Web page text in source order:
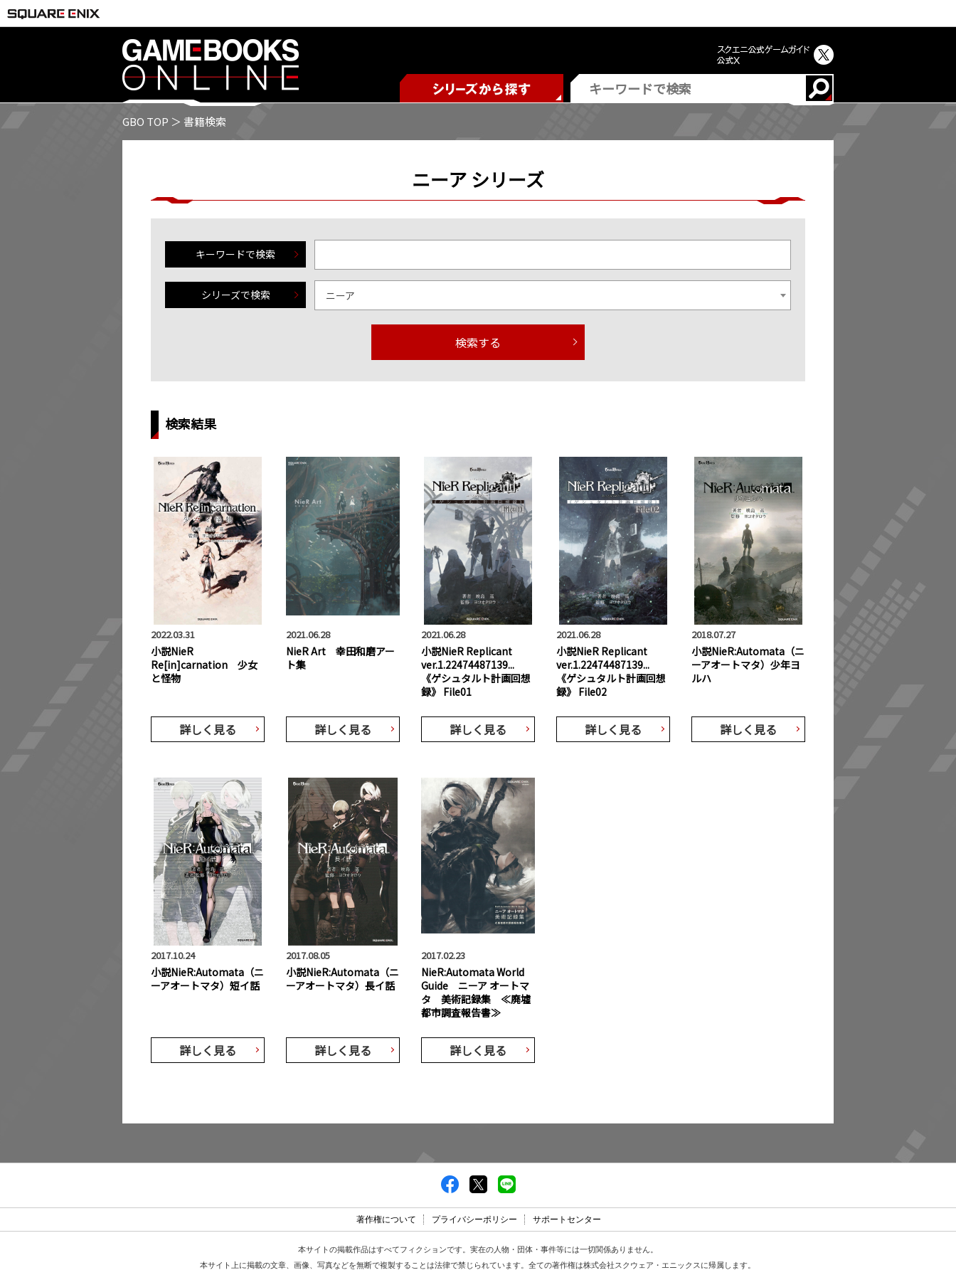
GBO TOP ＞ 書籍検索
ニーア シリーズ
キーワードで検索
シリーズで検索 ニーア
検索する
検索結果
2022.03.31
小説NieR
Re[in]carnation 少女
と怪物
詳しく見る
2021.06.28
NieR Art 幸田和磨アー
ト集
詳しく見る
2021.06.28
小説NieR Replicant
ver.1.22474487139...
《ゲシュタルト計画回想
録》 File01
詳しく見る
2021.06.28
小説NieR Replicant
ver.1.22474487139...
《ゲシュタルト計画回想
録》 File02
詳しく見る
2018.07.27
小説NieR:Automata（ニ
ーアオートマタ）少年ヨ
ルハ
詳しく見る
2017.10.24
小説NieR:Automata（ニ
ーアオートマタ）短イ話
詳しく見る
2017.08.05
小説NieR:Automata（ニ
ーアオートマタ）長イ話
詳しく見る
2017.02.23
NieR:Automata World
Guide ニーア オートマ
タ 美術記録集 ≪廃墟
都市調査報告書≫
詳しく見る
著作権について プライバシーポリシー サポートセンター
本サイトの掲載作品はすべてフィクションです。実在の人物・団体・事件等には一切関係ありません。
本サイト上に掲載の文章、画像、写真などを無断で複製することは法律で禁じられています。全ての著作権は株式会社スクウェア・エニックスに帰属します。